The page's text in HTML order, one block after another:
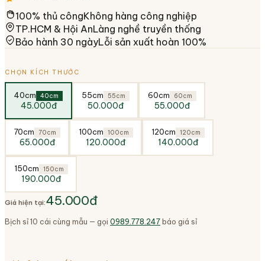
100% thủ côngKhông hàng công nghiệp
TP.HCM & Hội AnLàng nghề truyền thống
Bảo hành 30 ngàyLỗi sản xuất hoàn 100%
CHỌN KÍCH THƯỚC
40cm 40cm
45.000đ
55cm 55cm
50.000đ
60cm 60cm
55.000đ
70cm 70cm
65.000đ
100cm 100cm
120.000đ
120cm 120cm
140.000đ
150cm 150cm
190.000đ
Giá hiện tại:45.000đ
Bịch sỉ 10 cái cùng mẫu — gọi 0989.778.247báo giá sỉ